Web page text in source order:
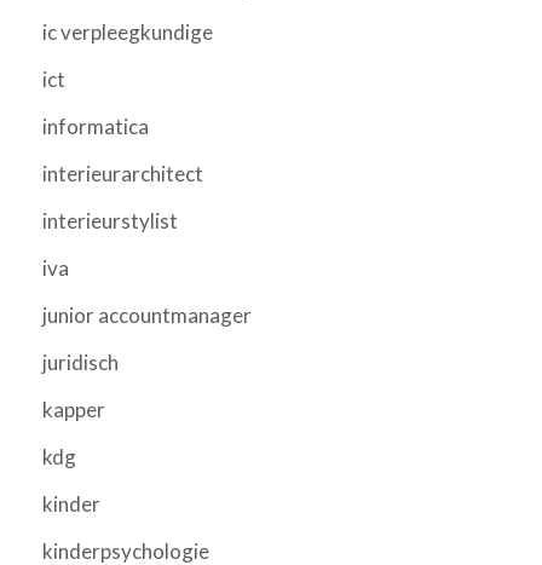
ic verpleegkundige
ict
informatica
interieurarchitect
interieurstylist
iva
junior accountmanager
juridisch
kapper
kdg
kinder
kinderpsychologie